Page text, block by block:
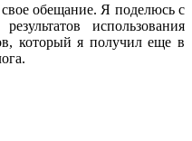
обещание. Я поделюсь с
использования
который я получил еще в